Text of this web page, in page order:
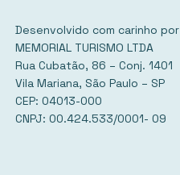
Desenvolvido com carinho por
MEMORIAL TURISMO LTDA
Rua Cubatão, 86 – Conj. 1401
Vila Mariana, São Paulo – SP
CEP: 04013-000
CNPJ: 00.424.533/0001- 09